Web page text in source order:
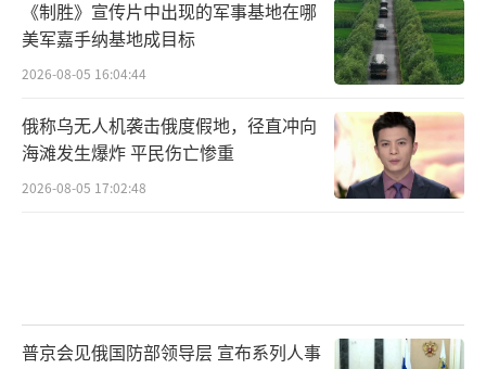
《制胜》宣传片中出现的军事基地在哪
美军嘉手纳基地成目标
2026-08-05 16:04:44
俄称乌无人机袭击俄度假地，径直冲向
海滩发生爆炸 平民伤亡惨重
2026-08-05 17:02:48
普京会见俄国防部领导层 宣布系列人事